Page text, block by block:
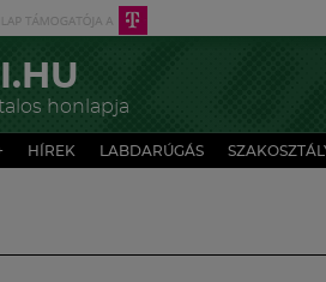
honlapja
HÍREK LABDARÚGÁS